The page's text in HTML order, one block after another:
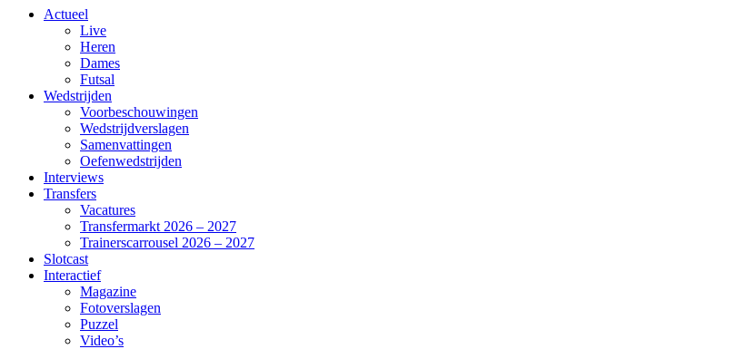
Actueel
Live
Heren
Dames
Futsal
Wedstrijden
Voorbeschouwingen
Wedstrijdverslagen
Samenvattingen
Oefenwedstrijden
Interviews
Transfers
Vacatures
Transfermarkt 2026 – 2027
Trainerscarrousel 2026 – 2027
Slotcast
Interactief
Magazine
Fotoverslagen
Puzzel
Video’s